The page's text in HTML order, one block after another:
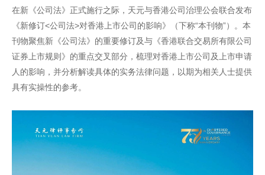
在新《公司法》正式施行之际，天元与香港公司治理公会联合发布
《新修订<公司法>对香港上市公司的影响》（下称“本刊物”）。本
刊物聚焦新《公司法》的重要修订及与《香港联合交易所有限公司
证券上市规则》的重点交叉部分，梳理对香港上市公司及上市申请
人的影响，并分析解读具体的实务法律问题，以期为相关人士提供
具有实操性的参考。